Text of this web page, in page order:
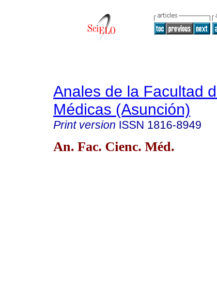
Anales de la Facultad
Médicas (Asunción)
Print version ISSN 1816-8949
An. Fac. Cienc. Méd.